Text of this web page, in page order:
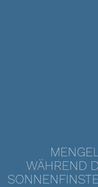
WÄHREND